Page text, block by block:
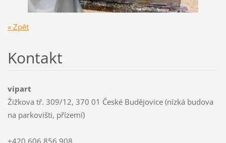
« Zpět
Kontakt
vipart
Žižkova tř. 309/12, 370 01 České Budějovice (nízká budova
na parkovišti, přízemí)
+420 606 856 908